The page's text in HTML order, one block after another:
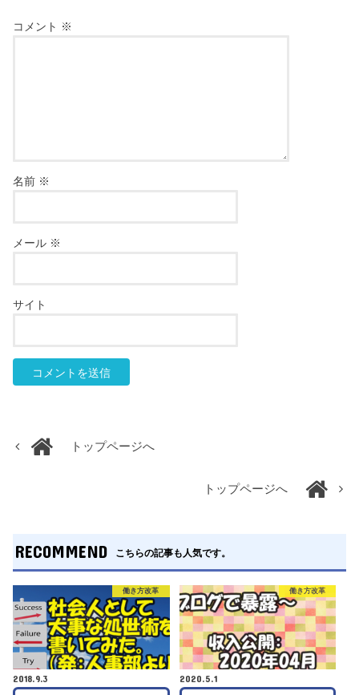
コメント ※
名前 ※
メール ※
サイト
トップページへ
トップページへ
RECOMMEND こちらの記事も人気です。
働き方改革
2018.9.3
働き方改革
2020.5.1